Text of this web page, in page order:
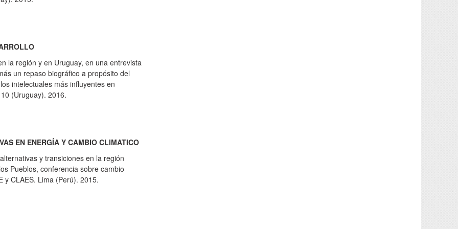
la región y en Uruguay, en una entrevista
un repaso biográfico a propósito del
intelectuales más influyentes en
(Uruguay). 2016.
EN ENERGÍA Y CAMBIO CLIMATICO
y transiciones en la región
Pueblos, conferencia sobre cambio
y CLAES. Lima (Perú). 2015.